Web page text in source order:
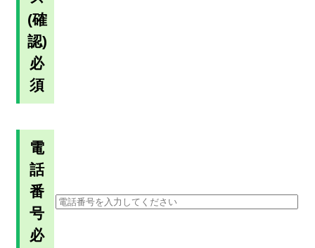
(確
認)
必
須
電
話
番
号
必